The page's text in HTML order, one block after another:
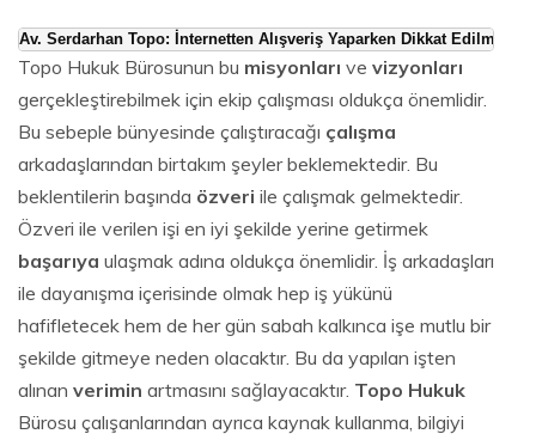
Av. Serdarhan Topo: İnternetten Alışveriş Yaparken Dikkat Edilmesi
Topo Hukuk Bürosunun bu misyonları ve vizyonları
gerçekleştirebilmek için ekip çalışması oldukça önemlidir.
Bu sebeple bünyesinde çalıştıracağı çalışma
arkadaşlarından birtakım şeyler beklemektedir. Bu
beklentilerin başında özveri ile çalışmak gelmektedir.
Özveri ile verilen işi en iyi şekilde yerine getirmek
başarıya ulaşmak adına oldukça önemlidir. İş arkadaşları
ile dayanışma içerisinde olmak hep iş yükünü
hafifletecek hem de her gün sabah kalkınca işe mutlu bir
şekilde gitmeye neden olacaktır. Bu da yapılan işten
alınan verimin artmasını sağlayacaktır. Topo Hukuk
Bürosu çalışanlarından ayrıca kaynak kullanma, bilgiyi